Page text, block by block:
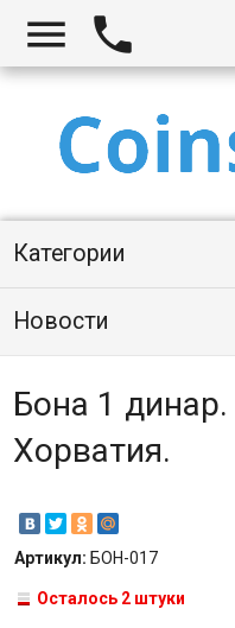
 
Категории
Новости
Бона 1 динар.
Хорватия.
Артикул: БОН-017
Осталось 2 штуки